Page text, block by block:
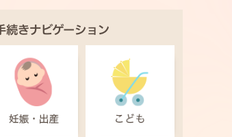
続きナビゲーション